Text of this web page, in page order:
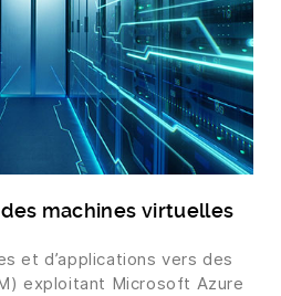
machines virtuelles
et d’applications vers des
exploitant Microsoft Azure